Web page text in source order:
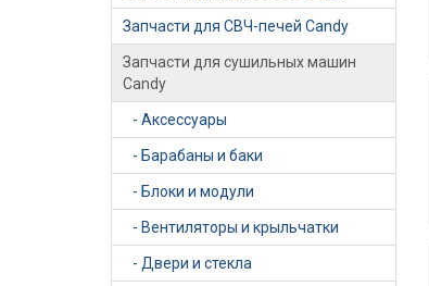
Запчасти для СВЧ-печей Candy
Запчасти для сушильных машин
Candy
- Аксессуары
- Барабаны и баки
- Блоки и модули
- Вентиляторы и крыльчатки
- Двери и стекла